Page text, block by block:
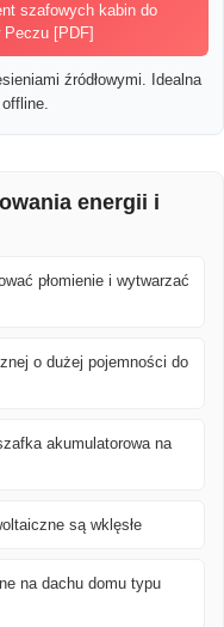
szafowych kabin do
Peczu [PDF]
źródłowymi. Idealna
energii i
płomienie i wytwarzać
o dużej pojemności do
akumulatorowa na
są wklęsłe
na dachu domu typu